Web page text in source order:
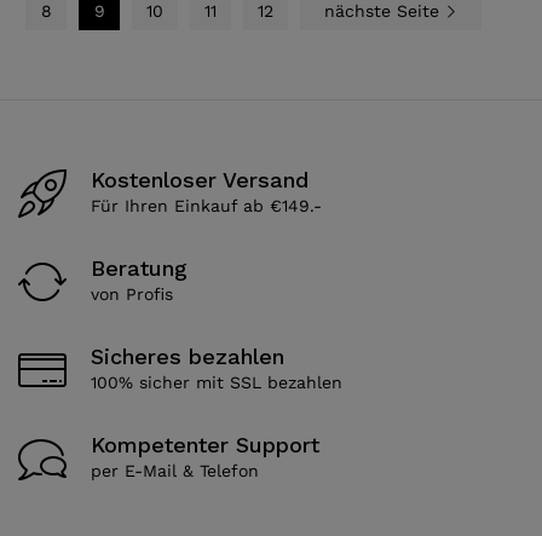
8 9 10 11 12 nächste Seite
Kostenloser Versand
Für Ihren Einkauf ab €149.-
Beratung
von Profis
Sicheres bezahlen
100% sicher mit SSL bezahlen
Kompetenter Support
per E-Mail & Telefon